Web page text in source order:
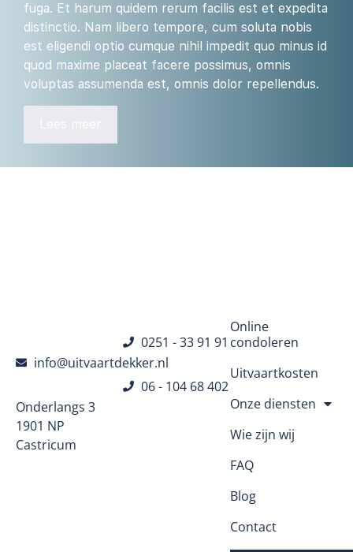
fuga. Et harum quidem rerum facilis est et expedita
distinctio. Nam libero tempore, cum soluta nobis
est eligendi optio cumque nihil impedit quo minus id
quod maxime placeat facere possimus, omnis
voluptas assumenda est, omnis dolor repellendus.
info@uitvaartdekker.nl
Onderlangs 3
1901 NP
Castricum
0251 - 33 91 91
06 - 104 68 402
Online
condoleren
Uitvaartkosten
Onze diensten
Wie zijn wij
FAQ
Blog
Contact